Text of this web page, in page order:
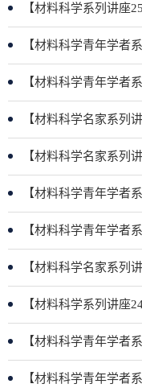
【材料科学系列讲座25】国
【材料科学青年学者系列讲座47】Control of microstructures,
【材料科学青年学者系列讲座
【材料科学名家系列讲座
【材料科学名家系列讲座42】相
【材料科学青年学者系列讲
【材料科学青年学者系列讲座46】
【材料科学名家系列讲座41】
【材料科学系列讲座
【材料科学青年学者系列讲座45
【材料科学青年学者系列讲座44